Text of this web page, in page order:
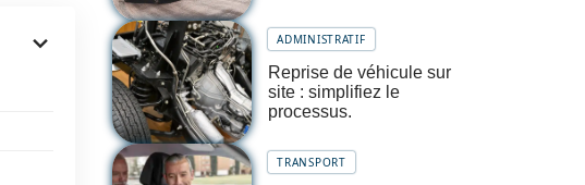
ADMINISTRATIF
Reprise de véhicule sur
site : simplifiez le
processus.
TRANSPORT